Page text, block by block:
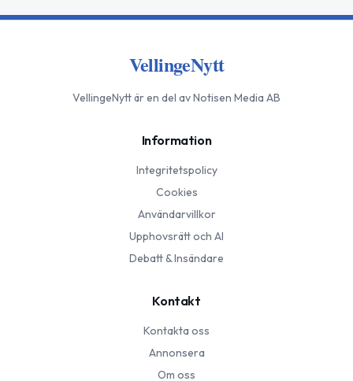
VellingeNytt
VellingeNyttär en del av Notisen Media AB
Information
Integritetspolicy
Cookies
Användarvillkor
Upphovsrätt och AI
Debatt & Insändare
Kontakt
Kontakta oss
Annonsera
Om oss